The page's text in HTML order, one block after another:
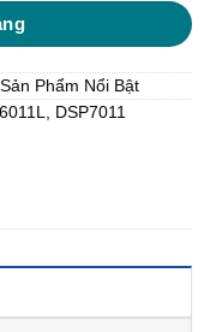
Sản Phẩm Nổi Bật
, DSP7011